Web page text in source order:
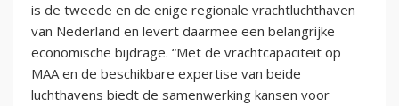
is de tweede en de enige regionale vrachtluchthaven
van Nederland en levert daarmee een belangrijke
economische bijdrage. “Met de vrachtcapaciteit op
MAA en de beschikbare expertise van beide
luchthavens biedt de samenwerking kansen voor